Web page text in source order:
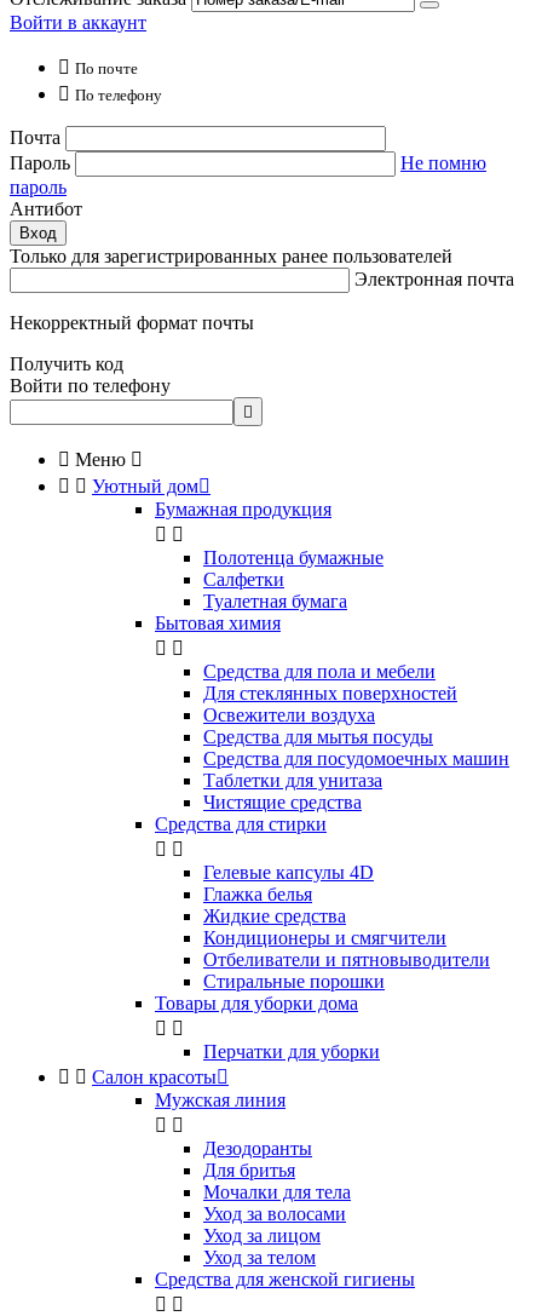
Войти в аккаунт
 По почте
 По телефону
Почта
Пароль
Не помню
пароль
Антибот
Вход
Только для зарегистрированных ранее пользователей
Электронная почта
Некорректный формат почты
Получить код
Войти по телефону

 Меню 
  Уютный дом
Бумажная продукция
 
Полотенца бумажные
Салфетки
Туалетная бумага
Бытовая химия
 
Cредства для пола и мебели
Для стеклянных поверхностей
Освежители воздуха
Средства для мытья посуды
Средства для посудомоечных машин
Таблетки для унитаза
Чистящие средства
Средства для стирки
 
Гелевые капсулы 4D
Глажка белья
Жидкие средства
Кондиционеры и смягчители
Отбеливатели и пятновыводители
Стиральные порошки
Товары для уборки дома
 
Перчатки для уборки
  Салон красоты
Мужская линия
 
Дезодоранты
Для бритья
Мочалки для тела
Уход за волосами
Уход за лицом
Уход за телом
Средства для женской гигиены
 